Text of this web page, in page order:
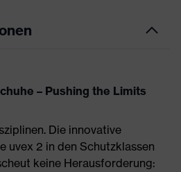
– Pushing the Limits
Die innovative
uvex 2 in den Schutzklassen
keine Herausforderung: